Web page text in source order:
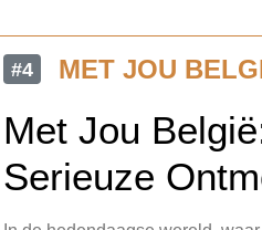
#4 MET JOU
Met Jou
Serieuze